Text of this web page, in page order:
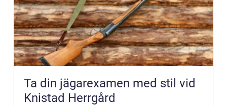
Ta din jägarexamen med stil vid
Knistad Herrgård